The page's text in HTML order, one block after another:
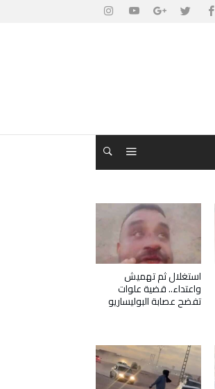
استغلال ثم تهميش
واعتداء.. قضية علوات
تفضح عصابة البوليساريو